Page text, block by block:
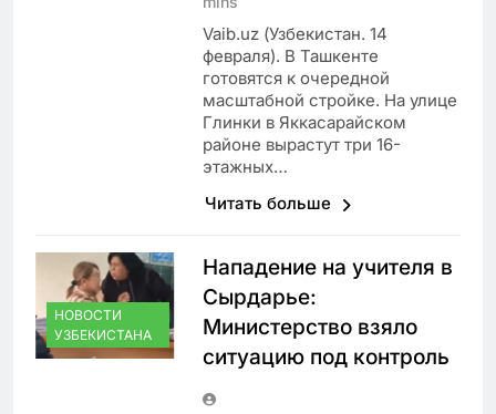
Vaib.uz (Узбекистан. 14
февраля). В Ташкенте
готовятся к очередной
масштабной стройке. На улице
Глинки в Яккасарайском
районе вырастут три 16-
этажных…
Читать больше
НОВОСТИ
УЗБЕКИСТАНА
Нападение на учителя в
Сырдарье:
Министерство взяло
ситуацию под контроль